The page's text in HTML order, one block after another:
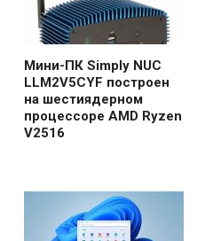
Мини-ПК Simply NUC
LLM2V5CYF построен
на шестиядерном
процессоре AMD Ryzen
V2516